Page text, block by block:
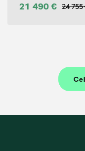
21 490 € 24 755